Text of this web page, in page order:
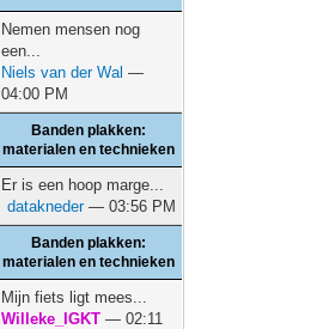
Nemen mensen nog
een...
Niels van der Wal —
04:00 PM
Banden plakken:
materialen en technieken
Er is een hoop marge...
datakneder— 03:56 PM
Banden plakken:
materialen en technieken
Mijn fiets ligt mees...
Willeke_IGKT — 02:11